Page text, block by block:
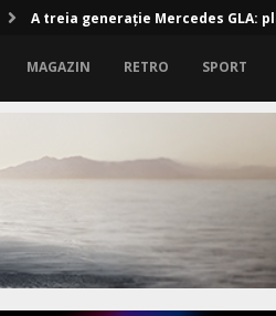
Oficial: Audi Q9 – Vârful de gamă
MAGAZIN RETRO SPORT